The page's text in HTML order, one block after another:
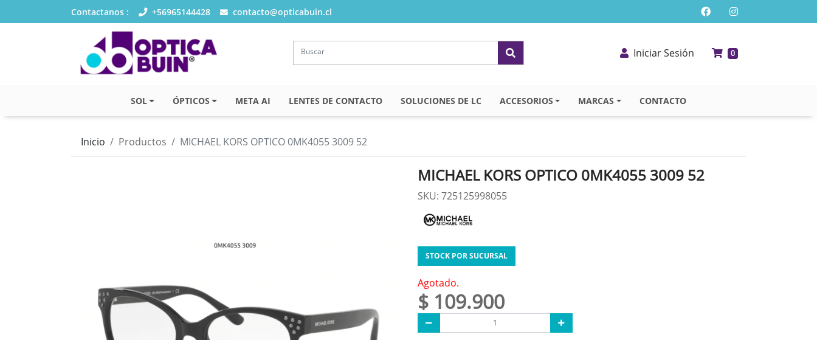
Contactanos : +56965144428 contacto@opticabuin.cl
Iniciar Sesión 0
SOL ÓPTICOS META AI LENTES DE CONTACTO SOLUCIONES DE LC ACCESORIOS MARCAS CONTACTO
Inicio Productos MICHAEL KORS OPTICO 0MK4055 3009 52
MICHAEL KORS OPTICO 0MK4055 3009 52
SKU: 725125998055
STOCK POR SUCURSAL
Agotado.
$ 109.900